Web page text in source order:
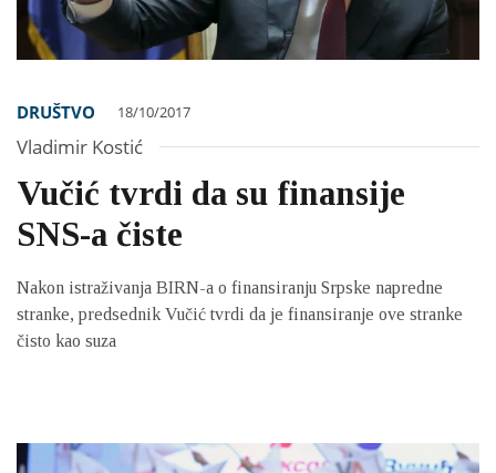
DRUŠTVO 18/10/2017
Vladimir Kostić
Vučić tvrdi da su finansije
SNS-a čiste
Nakon istraživanja BIRN-a o finansiranju Srpske napredne
stranke, predsednik Vučić tvrdi da je finansiranje ove stranke
čisto kao suza